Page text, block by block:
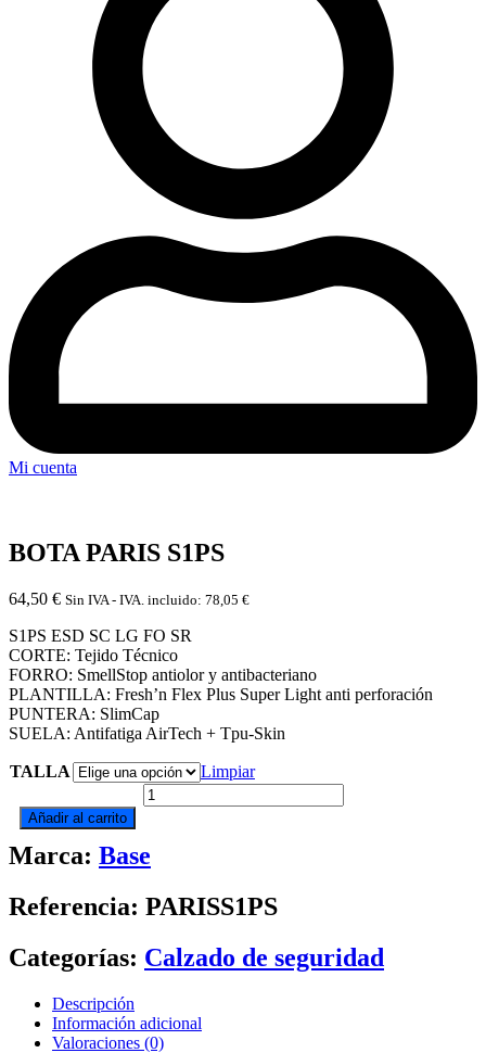
Mi cuenta
BOTA PARIS S1PS
64,50 € Sin IVA - IVA. incluido: 78,05 €
S1PS ESD SC LG FO SR​
CORTE: Tejido Técnico
FORRO: SmellStop antiolor y antibacteriano
PLANTILLA: Fresh’n Flex Plus Super Light anti perforación
​PUNTERA: SlimCap
SUELA: Antifatiga AirTech + Tpu-Skin
TALLA
Limpiar
BOTA
PARIS
cantidad
Añadir al carrito
Marca: Base
Referencia: PARISS1PS
Categorías: Calzado de seguridad
Descripción
Información adicional
Valoraciones (0)